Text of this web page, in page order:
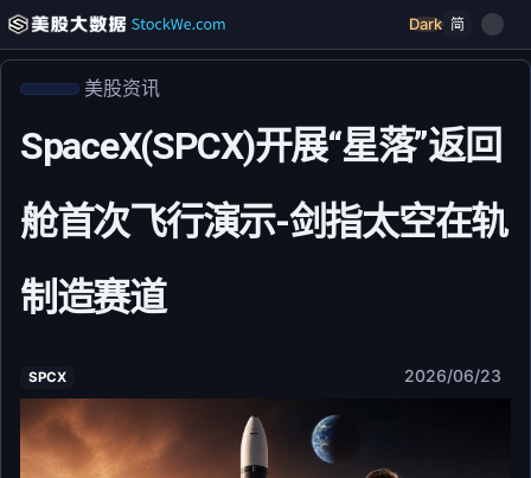
Dark 简
美股资讯
SpaceX(SPCX)开展“星落”返回
舱首次飞行演示-剑指太空在轨
制造赛道
SPCX 2026/06/23